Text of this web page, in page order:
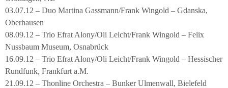
03.07.12 – Duo Martina Gassmann/Frank Wingold – Gdanska,
Oberhausen
08.09.12 – Trio Efrat Alony/Oli Leicht/Frank Wingold – Felix
Nussbaum Museum, Osnabrück
16.09.12 – Trio Efrat Alony/Oli Leicht/Frank Wingold – Hessischer
Rundfunk, Frankfurt a.M.
21.09.12 – Thonline Orchestra – Bunker Ulmenwall, Bielefeld